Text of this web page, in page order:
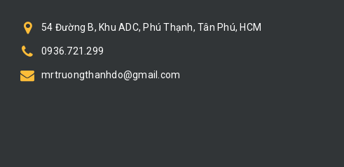
54 Đường B, Khu ADC, Phú Thạnh, Tân Phú, HCM
0936.721.299
mrtruongthanhdo@gmail.com